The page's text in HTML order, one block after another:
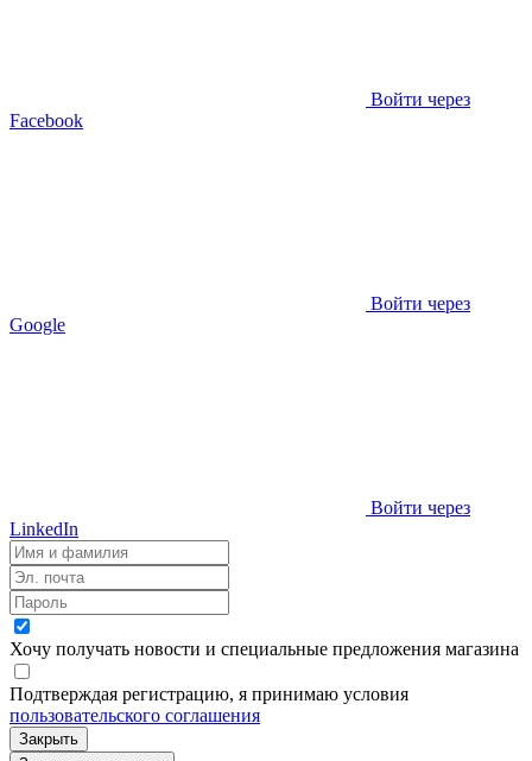
Войти через
Facebook
Войти через
Google
Войти через
LinkedIn
Хочу получать новости и специальные предложения магазина
Подтверждая регистрацию, я принимаю условия
пользовательского соглашения
Закрыть